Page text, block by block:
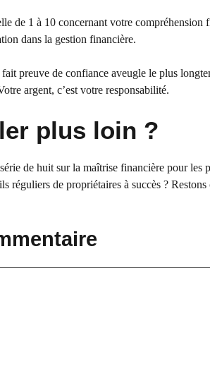
de 1 à 10 concernant votre
dans la gestion financière.
preuve de confiance aveugle le plus
argent, c’est votre responsabilité.
plus loin ?
de huit sur la maîtrise financière pour
réguliers de propriétaires à succès ? Restons